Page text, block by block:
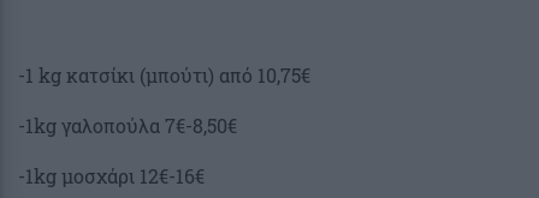
-1 kg κατσίκι (μπούτι) από 10,75€
-1kg γαλοπούλα 7€-8,50€
-1kg μοσχάρι 12€-16€